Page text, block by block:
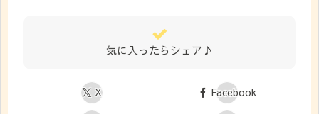
気に入ったらシェア♪
X
Facebook